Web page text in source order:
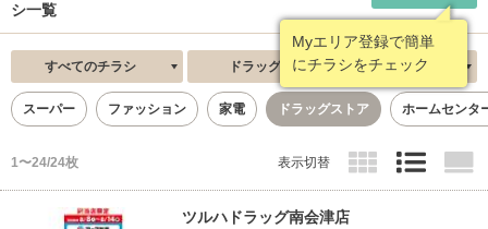
シ一覧
Myエリア登録で簡単
にチラシをチェック
すべてのチラシ ドラッグストア 新着順
スーパー ファッション 家電 ドラッグストア ホームセンタ
1〜24/24枚 表示切替
ツルハドラッグ南会津店